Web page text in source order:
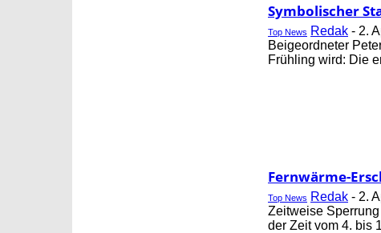
Symbolischer
Top News Redak - 2.
Beigeordneter
Frühling wird: Die
Fernwärme-
Top News Redak - 2.
Zeitweise
der Zeit vom 4. bis